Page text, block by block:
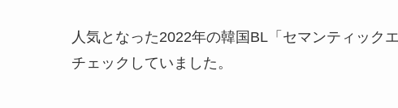
人気となった2022年の韓国BL「セマンティック
チェックしていました。